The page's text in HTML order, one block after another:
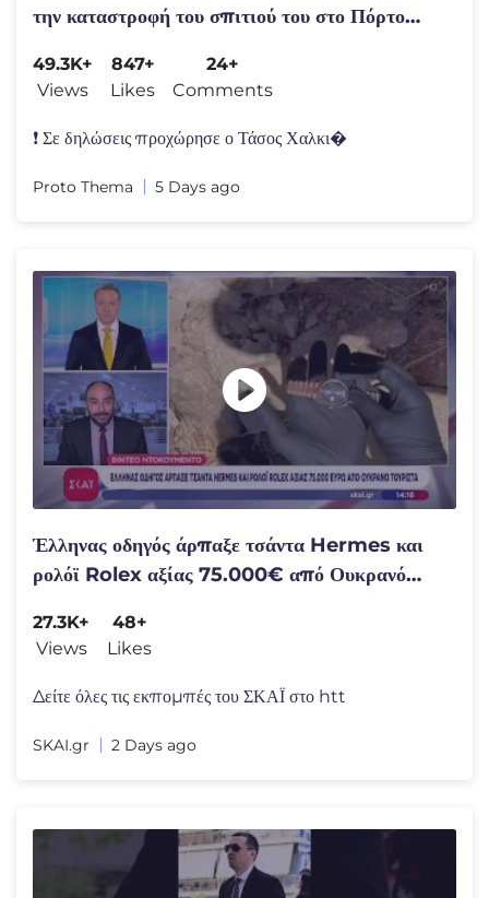
την καταστροφή του σπιτιού του στο Πόρτο
49.3K+
Views
847+
Likes
24+
Comments
❗ Σε δηλώσεις προχώρησε ο Τάσος Χαλκι�
Proto Thema 5 Days ago
Έλληνας οδηγός άρπαξε τσάντα Hermes και
ρολόϊ Rolex αξίας 75.000€ από Ουκρανό
27.3K+
Views
48+
Likes
Δείτε όλες τις εκπομπές του ΣΚΑΪ στο htt
SKAI.gr 2 Days ago